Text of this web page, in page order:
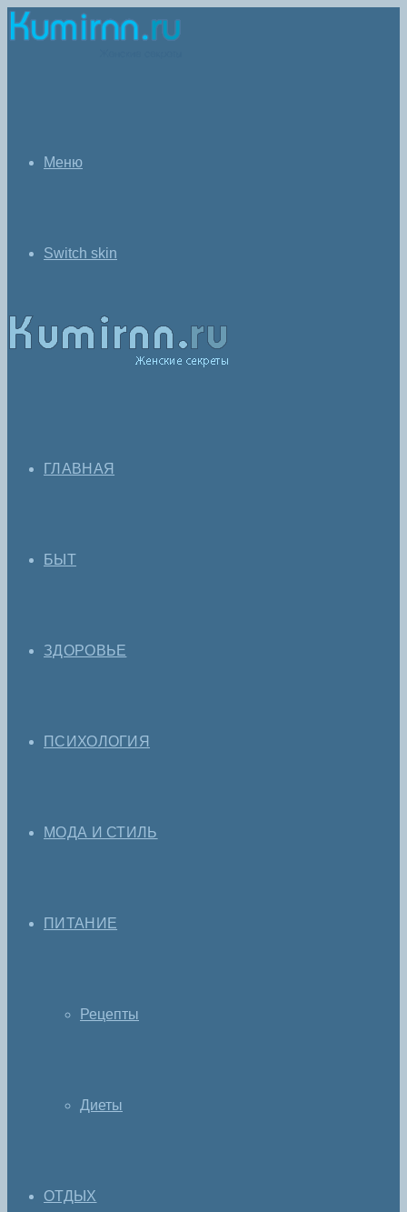
Меню
Switch skin
ГЛАВНАЯ
БЫТ
ЗДОРОВЬЕ
ПСИХОЛОГИЯ
МОДА И СТИЛЬ
ПИТАНИЕ
Рецепты
Диеты
ОТДЫХ